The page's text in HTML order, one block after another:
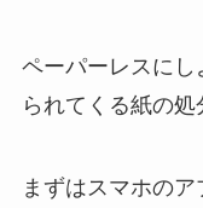
ペーパーレスにし
られてくる紙の処
まずはスマホのア